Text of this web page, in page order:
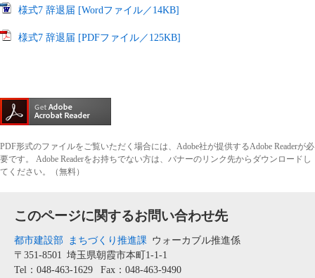
様式7 辞退届 [Wordファイル／14KB]
様式7 辞退届 [PDFファイル／125KB]
PDF形式のファイルをご覧いただく場合には、Adobe社が提供するAdobe Readerが必
要です。
Adobe Readerをお持ちでない方は、バナーのリンク先からダウンロードし
てください。（無料）
このページに関するお問い合わせ先
都市建設部 まちづくり推進課 ウォーカブル推進係
〒351-8501 埼玉県朝霞市本町1-1-1
Tel：048-463-1629
Fax：048-463-9490